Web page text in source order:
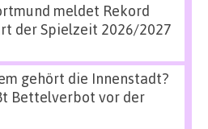
meldet Rekord
der Spielzeit 2026/2027
gehört die Innenstadt?
Bettelverbot vor der